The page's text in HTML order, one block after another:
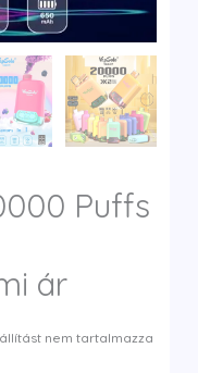
Puffs
ár
nem tartalmazza